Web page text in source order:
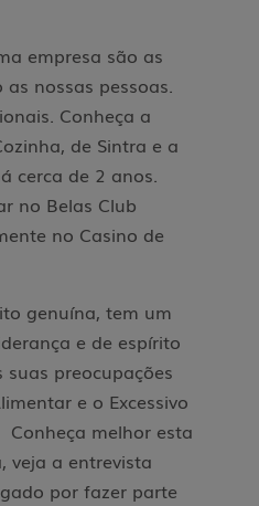
empresa são as
nossas pessoas.
Conheça a
de Sintra e a
cerca de 2 anos.
no Belas Club
no Casino de
genuína, tem um
e de espírito
preocupações
e o Excessivo
Conheça melhor esta
veja a entrevista
por fazer parte